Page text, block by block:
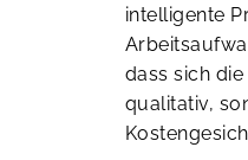
intelligente
dass sich
qualitativ,